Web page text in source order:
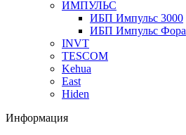
ИМПУЛЬС
ИБП Импульс 3000
ИБП Импульс Фора
INVT
TESCOM
Kehua
East
Hiden
Информация